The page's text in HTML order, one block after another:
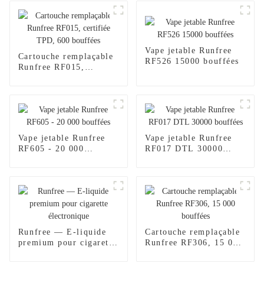
Cartouche remplaçable
Runfree RF015,
Vape jetable Runfree
RF526 15000 bouffées
Vape jetable Runfree
RF605 - 20 000
Vape jetable Runfree
RF017 DTL 30000
Runfree — E-liquide
premium pour cigarette
Cartouche remplaçable
Runfree RF306, 15 000